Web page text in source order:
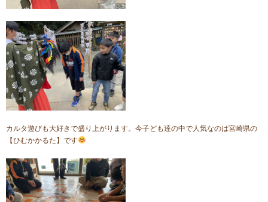
カルタ遊びも大好きで盛り上がります。今子ども達の中で人気なのは宮崎県の
【ひむかかるた】です